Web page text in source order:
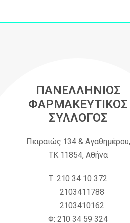
ΠΑΝΕΛΛΗΝΙΟΣ
ΦΑΡΜΑΚΕΥΤΙΚΟΣ
ΣΥΛΛΟΓΟΣ
Πειραιώς 134 & Αγαθημέρου,
ΤΚ 11854, Αθήνα
Τ: 210 34 10 372
2103411788
2103410162
Φ: 210 34 59 324